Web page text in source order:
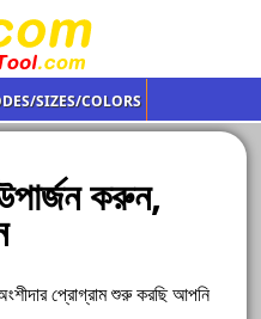
SIZES/COLORS
করুন,
প্রোগ্রাম শুরু করছি আপনি